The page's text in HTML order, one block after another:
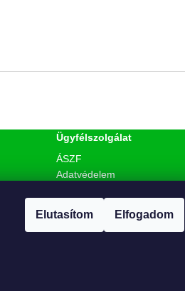
Elutasítom Elfogadom
Ügyfélszolgálat
ÁSZF
Adatvédelem
Fogyasztóvédelmi tájékoztató